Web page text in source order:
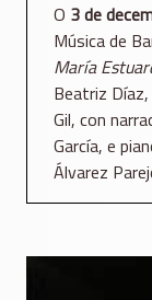
O 3 de
Música de
María
Beatriz
Gil, con
García, e
Álvarez